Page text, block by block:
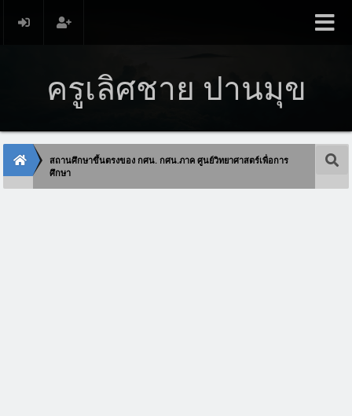
ครูเลิศชาย ปานมุข
สถานศึกษาขึ้นตรงของ กศน. กศน.ภาค ศูนย์วิทยาศาสตร์เพื่อการ
ศึกษา